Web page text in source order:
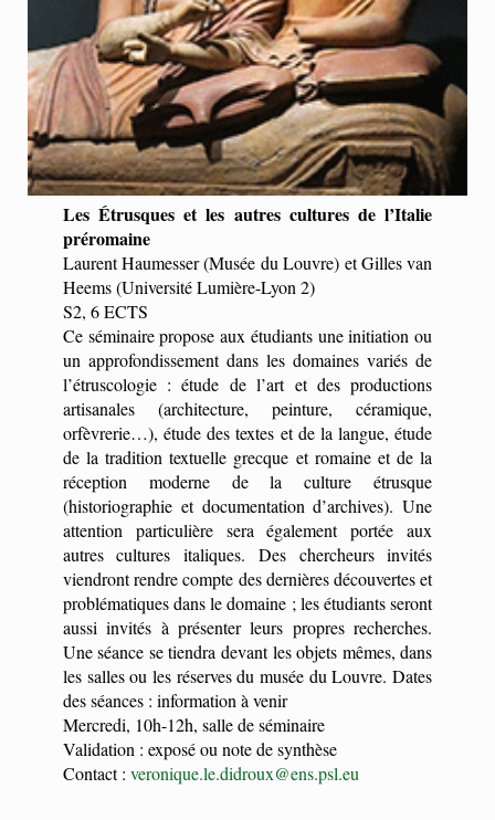
Les Étrusques et les autres cultures de l’Italie
préromaine
Laurent Haumesser (Musée du Louvre) et Gilles van
Heems (Université Lumière-Lyon 2)
S2, 6 ECTS
Ce séminaire propose aux étudiants une initiation ou
un approfondissement dans les domaines variés de
l’étruscologie : étude de l’art et des productions
artisanales (architecture, peinture, céramique,
orfèvrerie…), étude des textes et de la langue, étude
de la tradition textuelle grecque et romaine et de la
réception moderne de la culture étrusque
(historiographie et documentation d’archives). Une
attention particulière sera également portée aux
autres cultures italiques. Des chercheurs invités
viendront rendre compte des dernières découvertes et
problématiques dans le domaine ; les étudiants seront
aussi invités à présenter leurs propres recherches.
Une séance se tiendra devant les objets mêmes, dans
les salles ou les réserves du musée du Louvre. Dates
des séances : information à venir
Mercredi, 10h-12h, salle de séminaire
Validation : exposé ou note de synthèse
Contact : veronique.le.didroux@ens.psl.eu